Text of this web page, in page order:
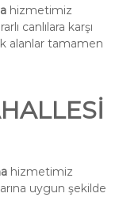
hizmetimiz
canlılara karşı
alanlar tamamen
hizmetimiz
uygun şekilde